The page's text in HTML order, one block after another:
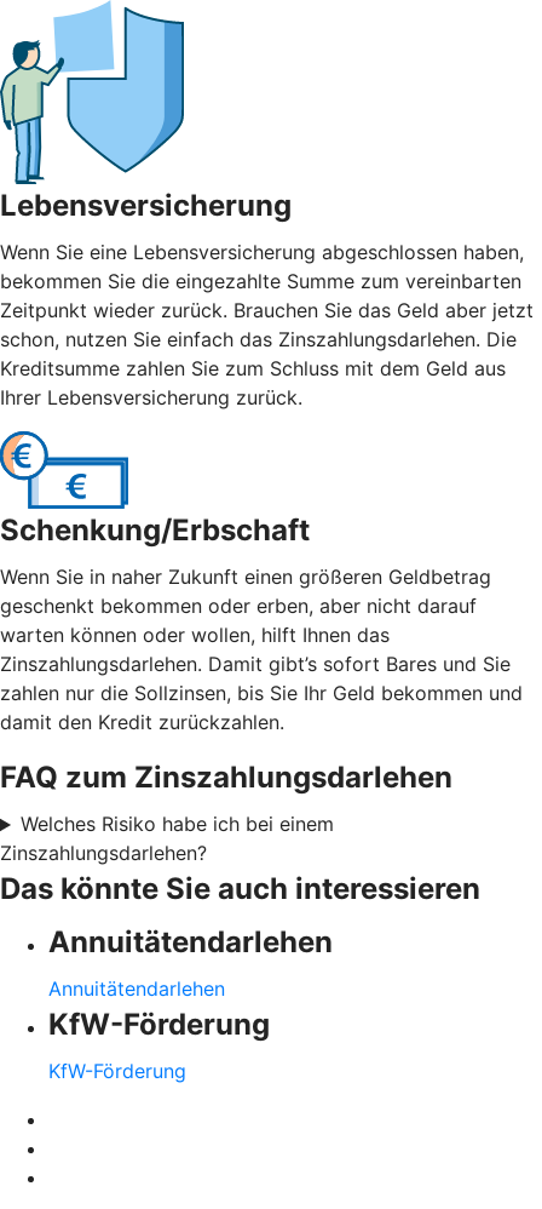
Lebensversicherung
Wenn Sie eine Lebensversicherung abgeschlossen haben,
bekommen Sie die eingezahlte Summe zum vereinbarten
Zeitpunkt wieder zurück. Brauchen Sie das Geld aber jetzt
schon, nutzen Sie einfach das Zinszahlungsdarlehen. Die
Kreditsumme zahlen Sie zum Schluss mit dem Geld aus
Ihrer Lebensversicherung zurück.
Schenkung/Erbschaft
Wenn Sie in naher Zukunft einen größeren Geldbetrag
geschenkt bekommen oder erben, aber nicht darauf
warten können oder wollen, hilft Ihnen das
Zinszahlungsdarlehen. Damit gibt’s sofort Bares und Sie
zahlen nur die Sollzinsen, bis Sie Ihr Geld bekommen und
damit den Kredit zurückzahlen.
FAQ zum Zinszahlungsdarlehen
Welches Risiko habe ich bei einem
Zinszahlungsdarlehen?
Das könnte Sie auch interessieren
Annuitätendarlehen
Annuitätendarlehen
KfW-Förderung
KfW-Förderung